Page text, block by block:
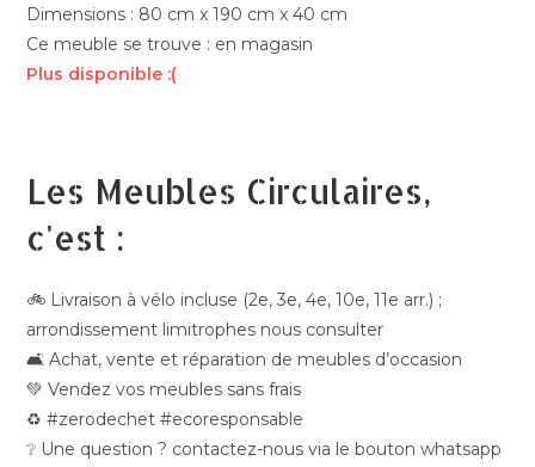
Dimensions : 80 cm x 190 cm x 40 cm
Ce meuble se trouve : en magasin
Plus disponible :(
Les Meubles Circulaires,
c'est :
🚲 Livraison à vélo incluse (2e, 3e, 4e, 10e, 11e arr.) ;
arrondissement limitrophes nous consulter
🛋️ Achat, vente et réparation de meubles d’occasion
💚 Vendez vos meubles sans frais
♻️ #zerodechet #ecoresponsable
❔ Une question ? contactez-nous via le bouton whatsapp